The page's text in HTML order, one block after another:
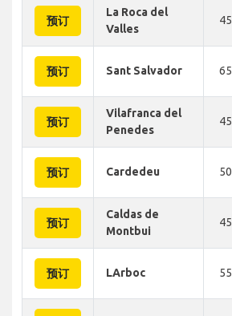
预订
La Roca del
Valles
45
预订 Sant Salvador 65
预订
Vilafranca del
Penedes
45
预订 Cardedeu 50
预订
Caldas de
Montbui
45
预订 LArboc 55